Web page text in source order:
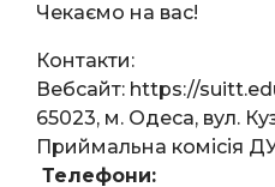
Чекаємо на вас!
Контакти:
Вебсайт: https://
65023, м. Одеса, вул.
Приймальна комісія
Телефони: